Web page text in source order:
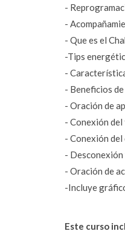
-
-
- Que es el
-Tips
-
- Beneficios
- Oración de
- Conexión
- Conexión
- Desconexión
- Oración de
-Incluye
Este curso